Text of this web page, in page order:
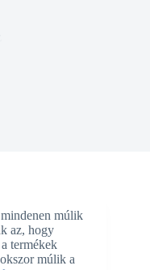
múlik
az, hogy
termékek
múlik a